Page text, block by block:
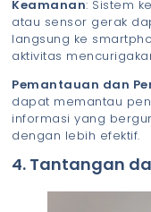
Keamanan: Sistem
atau sensor gerak
langsung ke
aktivitas
Pemantauan dan
dapat memantau
informasi yang
dengan lebih efektif.
4. Tantangan